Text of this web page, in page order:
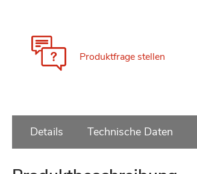
Produktfrage stellen
Details Technische Daten